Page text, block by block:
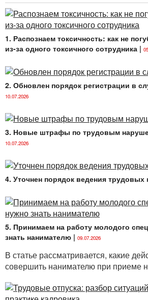
1. Распознаем токсичность: как не
из-за одного токсичного сотрудника |
2. Обновлен порядок регистрации в
10.07.2026
3. Новые штрафы по трудовым
10.07.2026
4. Уточнен порядок ведения трудовых
5. Принимаем на работу молодого
знать нанимателю | 09.07.2026
В статье рассматривается, какие
совершить нанимателю при приеме